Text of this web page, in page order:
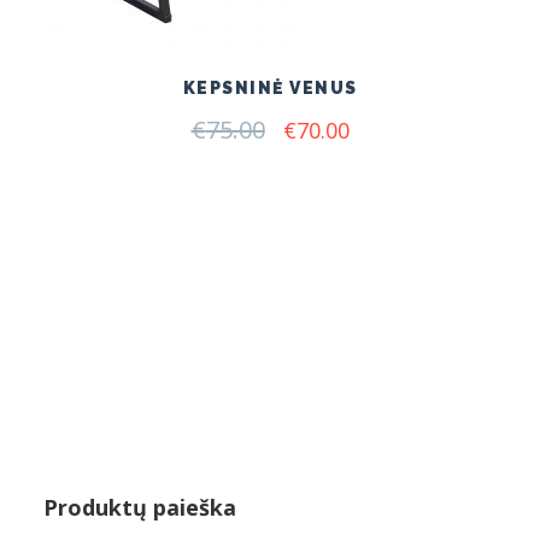
KEPSNINĖ VENUS
€75.00 Original
€70.00Current
Produktų paieška